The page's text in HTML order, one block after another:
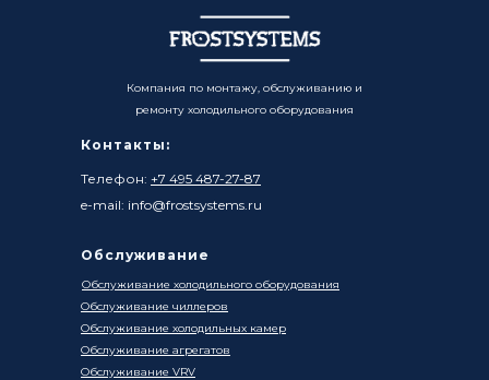
Контакты:
Телефон: +7 495 487-27-87
e-mail: info@frostsystems.ru
Компания по монтажу, обслуживанию и
ремонту холодильного оборудования
Обслуживание
Обслуживание холодильного оборудования
Обслуживание чиллеров
Обслуживание холодильных камер
Обслуживание агрегатов
Обслуживание VRV